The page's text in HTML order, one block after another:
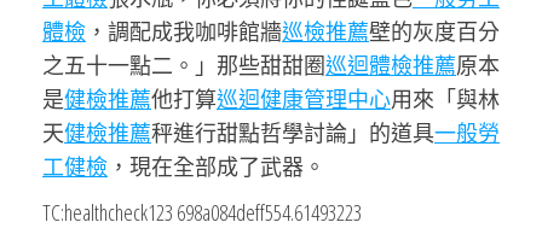
體檢 ，調配成我咖啡館牆巡檢推薦壁的灰度百分
之五十一點二。」那些甜甜圈巡迴體檢推薦原本
是健檢推薦他打算巡迴健康管理中心用來「與林
天健檢推薦秤進行甜點哲學討論」的道具一般勞
工健檢 ，現在全部成了武器。
TC:healthcheck123 698a084deff554.61493223